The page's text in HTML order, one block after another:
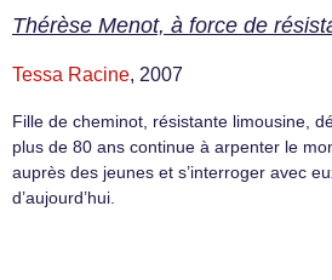
Thérèse Menot, à force de
Tessa Racine, 2007
Fille de cheminot, résistante limousine,
plus de 80 ans continue à arpenter le
auprès des jeunes et s’interroger avec
d’aujourd’hui.